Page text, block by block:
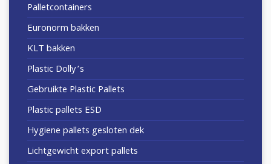
Palletcontainers
Euronorm bakken
KLT bakken
Plastic Dolly’s
Gebruikte Plastic Pallets
Plastic pallets ESD
Hygiene pallets gesloten dek
Lichtgewicht export pallets